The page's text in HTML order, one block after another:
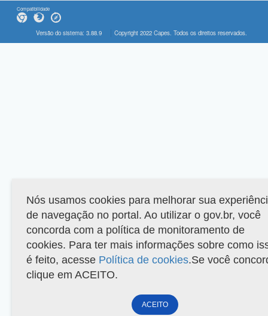
Compatibilidade
Versão do sistema: 3.88.9 Copyright 2022 Capes. Todos os direitos reservados.
Nós usamos cookies para melhorar sua
de navegação no portal. Ao utilizar o gov.br, você
concorda com a política de monitoramento de
cookies. Para ter mais informações sobre como
é feito, acesse Política de cookies.Se você
clique em ACEITO.
ACEITO